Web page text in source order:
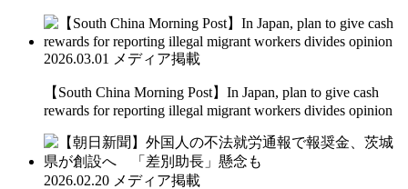
2026.03.01 メディア掲載
【South China Morning Post】In Japan, plan to give cash
rewards for reporting illegal migrant workers divides opinion
2026.02.20 メディア掲載